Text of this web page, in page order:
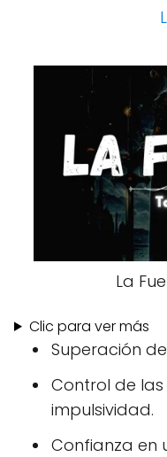
La
Clic para ver más
Superación
Control de
impulsividad.
Confianza en